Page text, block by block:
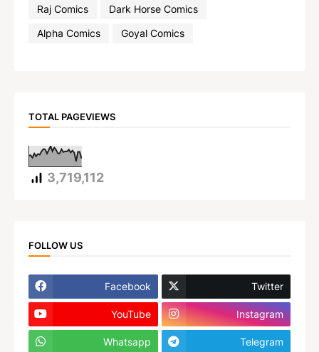
Raj Comics
Dark Horse Comics
Alpha Comics
Goyal Comics
TOTAL PAGEVIEWS
3,719,112
FOLLOW US
Facebook Twitter
YouTube Instagram
Whatsapp Telegram